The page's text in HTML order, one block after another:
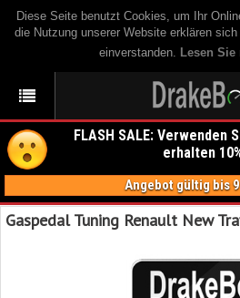
Diese Seite benutzt Cookies, um Ihr
die Nutzung unserer Website erklären
einverstanden. Lesen Sie
FLASH SALE: Verwenden
erhalten
Angebot gültig bis
Gaspedal Tuning Renault New